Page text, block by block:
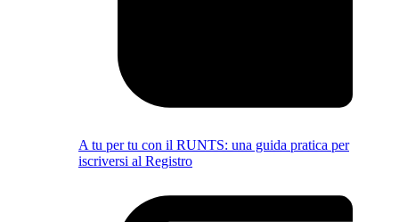
A tu per tu con il RUNTS: una guida pratica per
iscriversi al Registro